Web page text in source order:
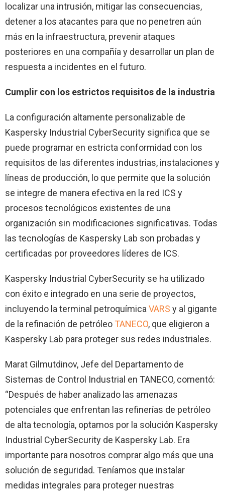
localizar una intrusión, mitigar las consecuencias,
detener a los atacantes para que no penetren aún
más en la infraestructura, prevenir ataques
posteriores en una compañía y desarrollar un plan de
respuesta a incidentes en el futuro.
Cumplir con los estrictos requisitos de la industria
La configuración altamente personalizable de
Kaspersky Industrial CyberSecurity significa que se
puede programar en estricta conformidad con los
requisitos de las diferentes industrias, instalaciones y
líneas de producción, lo que permite que la solución
se integre de manera efectiva en la red ICS y
procesos tecnológicos existentes de una
organización sin modificaciones significativas. Todas
las tecnologías de Kaspersky Lab son probadas y
certificadas por proveedores líderes de ICS.
Kaspersky Industrial CyberSecurity se ha utilizado
con éxito e integrado en una serie de proyectos,
incluyendo la terminal petroquímica VARS y al gigante
de la refinación de petróleo TANECO, que eligieron a
Kaspersky Lab para proteger sus redes industriales.
Marat Gilmutdinov, Jefe del Departamento de
Sistemas de Control Industrial en TANECO, comentó:
“Después de haber analizado las amenazas
potenciales que enfrentan las refinerías de petróleo
de alta tecnología, optamos por la solución Kaspersky
Industrial CyberSecurity de Kaspersky Lab. Era
importante para nosotros comprar algo más que una
solución de seguridad. Teníamos que instalar
medidas integrales para proteger nuestras